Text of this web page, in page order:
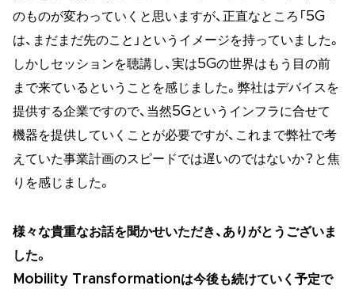
のものが変わっていくと思いますが、正直なところ「5G
は、まだまだ先のこと」というイメージを持っていました。
しかしセッションを聴講し、実は5Gの世界はもう目の前
まで来ているということを感じました。弊社はデバイスを
提供する企業ですので、当然5Gというインフラに合せて
機器を提供していくことが必要ですが、これまで弊社で考
えていた事業計画のスピードでは遅いのではないか？と焦
りを感じました。
様々な貴重なお話を聞かせいただき、ありがとうございま
した。
Mobility Transformationは今後も続けていく予定で